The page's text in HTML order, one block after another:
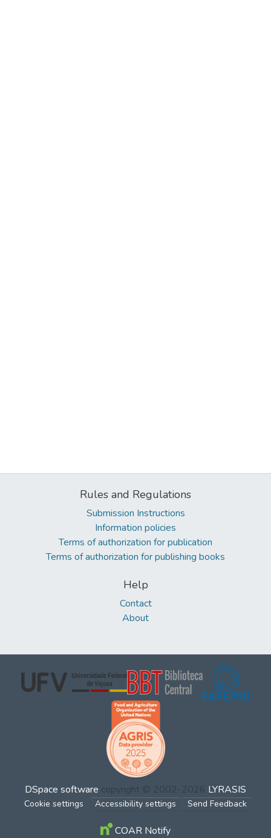
Rules and Regulations
Submission Instructions
Information policies
Terms of authorization for publication
Terms of authorization for publishing books
Help
Contact
About
DSpace software copyright © 2002-2026 LYRASIS
Cookie settings Accessibility settings Send Feedback
COAR Notify